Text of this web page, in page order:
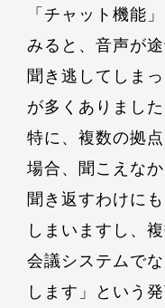
「チャット機能
みると、音声が
聞き逃してしま
が多くありました
特に、複数の拠
場合、聞こえな
聞き返すわけに
しまいますし、
会議システムで
します」という